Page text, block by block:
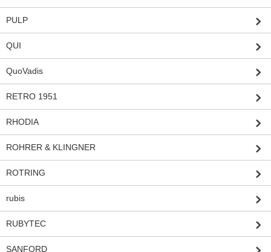
PULP
QUI
QuoVadis
RETRO 1951
RHODIA
ROHRER & KLINGNER
ROTRING
rubis
RUBYTEC
SANFORD